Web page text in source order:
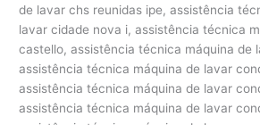
de lavar chs reunidas ipe, assistência
lavar cidade nova i, assistência técnica
castello, assistência técnica máquina de
assistência técnica máquina de lavar
assistência técnica máquina de lavar
assistência técnica máquina de lavar